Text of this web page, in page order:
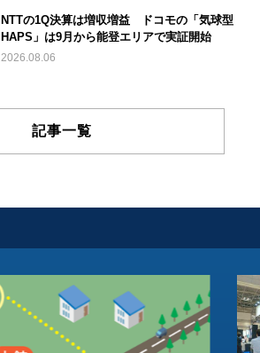
NTTの1Q決算は増収増益 ドコモの「気球型
HAPS」は9月から能登エリアで実証開始
2026.08.06
記事一覧